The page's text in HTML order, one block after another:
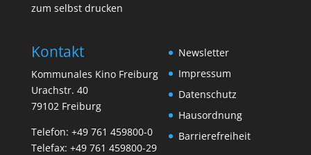
zum selbst drucken
Kontakt
Kommunales Kino Freiburg
Urachstr. 40
79102 Freiburg
Telefon: +49 761 459800-0
Telefax: +49 761 459800-29
Newsletter
Impressum
Datenschutz
Hausordnung
Barrierefreiheit